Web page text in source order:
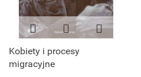
Kobiety i procesy
migracyjne